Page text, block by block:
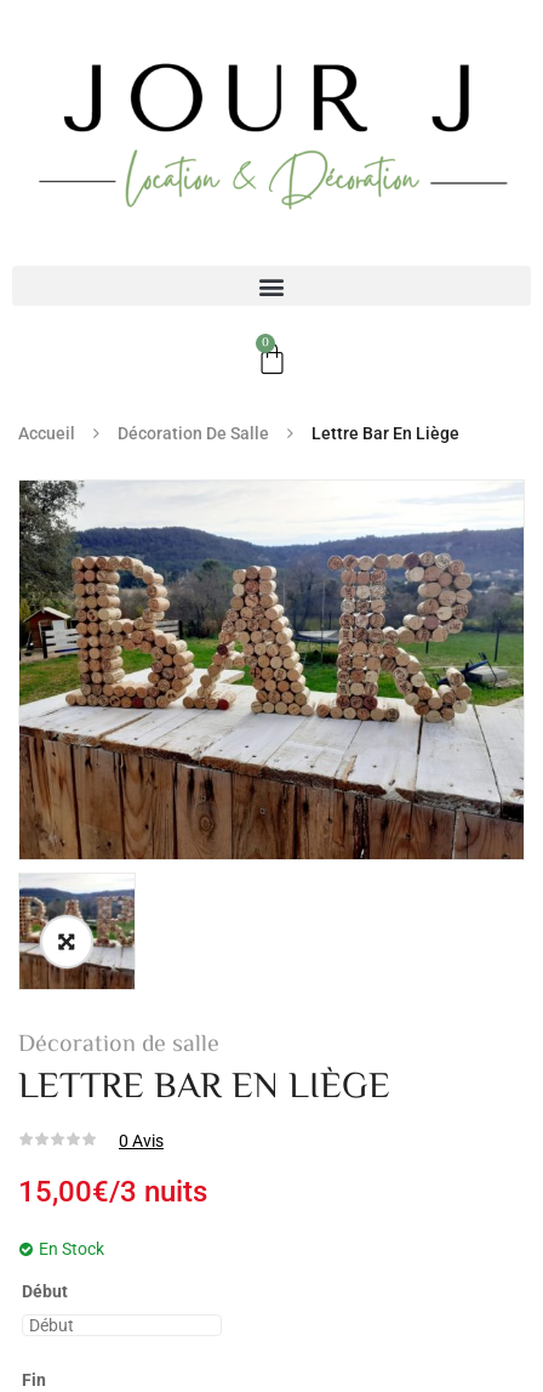
0
Accueil Décoration De Salle Lettre Bar En Liège
Décoration de salle
LETTRE BAR EN LIÈGE
0 Avis
15,00€/3 nuits
En Stock
Début
Fin